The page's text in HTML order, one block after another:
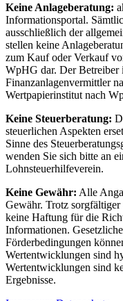
Keine Anlageberatung:
Informationsportal.
ausschließlich der
stellen keine
zum Kauf oder Verkauf
WpHG dar. Der Betreiber
Finanzanlagenvermittler
Wertpapierinstitut nach
Keine Steuerberatung:
steuerlichen Aspekten
Sinne des
wenden Sie sich bitte an
Lohnsteuerhilfeverein.
Keine Gewähr: Alle
Gewähr. Trotz
keine Haftung für die
Informationen.
Förderbedingungen
Wertentwicklungen sind
Wertentwicklungen sind
Ergebnisse.